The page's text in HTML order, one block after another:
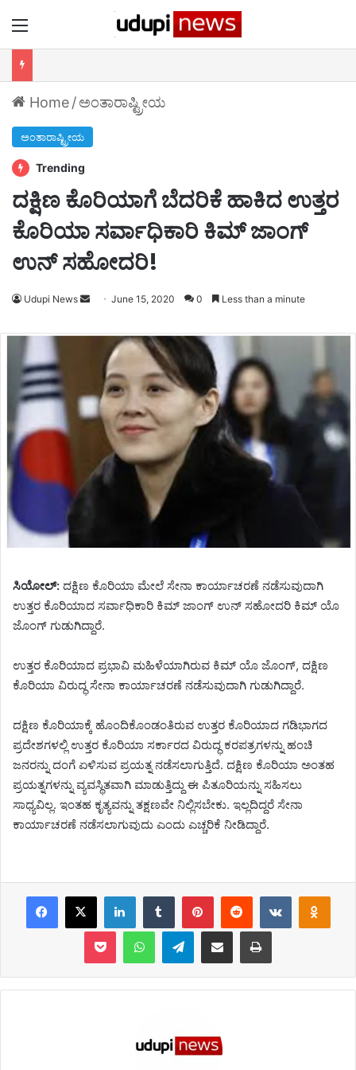
Home/ಅಂತಾರಾಷ್ಟ್ರೀಯ
ಅಂತಾರಾಷ್ಟ್ರೀಯ
Trending
ದಕ್ಷಿಣ ಕೊರಿಯಾಗೆ ಬೆದರಿಕೆ ಹಾಕಿದ ಉತ್ತರ
ಕೊರಿಯಾ ಸರ್ವಾಧಿಕಾರಿ ಕಿಮ್ ಜಾಂಗ್
ಉನ್ ಸಹೋದರಿ!
Udupi News
Send
email
June 15, 2020 0 Less than a minute
ಸಿಯೋಲ್: ದಕ್ಷಿಣ ಕೊರಿಯಾ ಮೇಲೆ ಸೇನಾ ಕಾರ್ಯಾಚರಣೆ ನಡೆಸುವುದಾಗಿ
ಉತ್ತರ ಕೊರಿಯಾದ ಸರ್ವಾಧಿಕಾರಿ ಕಿಮ್ ಜಾಂಗ್ ಉನ್ ಸಹೋದರಿ ಕಿಮ್ ಯೊ
ಜೊಂಗ್ ಗುಡುಗಿದ್ದಾರೆ.
ಉತ್ತರ ಕೊರಿಯಾದ ಪ್ರಭಾವಿ ಮಹಿಳೆಯಾಗಿರುವ ಕಿಮ್ ಯೊ ಜೊಂಗ್, ದಕ್ಷಿಣ
ಕೊರಿಯಾ ವಿರುದ್ಧ ಸೇನಾ ಕಾರ್ಯಾಚರಣೆ ನಡೆಸುವುದಾಗಿ ಗುಡುಗಿದ್ದಾರೆ.
ದಕ್ಷಿಣ ಕೊರಿಯಾಕ್ಕೆ ಹೊಂದಿಕೊಂಡಂತಿರುವ ಉತ್ತರ ಕೊರಿಯಾದ ಗಡಿಭಾಗದ
ಪ್ರದೇಶಗಳಲ್ಲಿ ಉತ್ತರ ಕೊರಿಯಾ ಸರ್ಕಾರದ ವಿರುದ್ಧ ಕರಪತ್ರಗಳನ್ನು ಹಂಚಿ
ಜನರನ್ನು ದಂಗೆ ಏಳಿಸುವ ಪ್ರಯತ್ನ ನಡೆಸಲಾಗುತ್ತಿದೆ. ದಕ್ಷಿಣ ಕೊರಿಯಾ ಅಂತಹ
ಪ್ರಯತ್ನಗಳನ್ನು ವ್ಯವಸ್ಥಿತವಾಗಿ ಮಾಡುತ್ತಿದ್ದು ಈ ಪಿತೂರಿಯನ್ನು ಸಹಿಸಲು
ಸಾಧ್ಯವಿಲ್ಲ. ಇಂತಹ ಕೃತ್ಯವನ್ನು ತಕ್ಷಣವೇ ನಿಲ್ಲಿಸಬೇಕು. ಇಲ್ಲದಿದ್ದರೆ ಸೇನಾ
ಕಾರ್ಯಾಚರಣೆ ನಡೆಸಲಾಗುವುದು ಎಂದು ಎಚ್ಚರಿಕೆ ನೀಡಿದ್ದಾರೆ.
Facebook X LinkedIn Tumblr Pinterest Reddit VKontakte Odnoklassniki
Pocket WhatsApp Telegram Share via Email Print